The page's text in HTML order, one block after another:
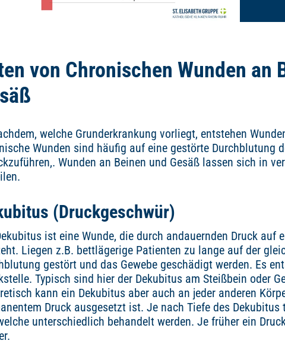
von Chronischen Wunden an
welche Grunderkrankung vorliegt, entstehen
Wunden sind häufig auf eine gestörte Durchblutung
Wunden an Beinen und Gesäß lassen sich in
(Druckgeschwür)
ist eine Wunde, die durch andauernden Druck auf
Liegen z.B. bettlägerige Patienten zu lange auf der
gestört und das Gewebe geschädigt werden. Es
Typisch sind hier der Dekubitus am Steißbein oder
kann ein Dekubitus aber auch an jeder anderen
Druck ausgesetzt ist. Je nach Tiefe des
unterschiedlich behandelt werden. Je früher ein